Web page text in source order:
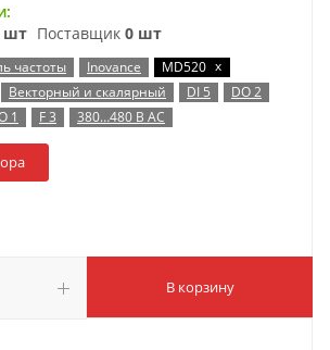
шт Поставщик 0 шт
частоты Inovance MD520 x
Векторный и скалярный DI 5
DO 2
1 F 3 380…480 В AC
В корзину